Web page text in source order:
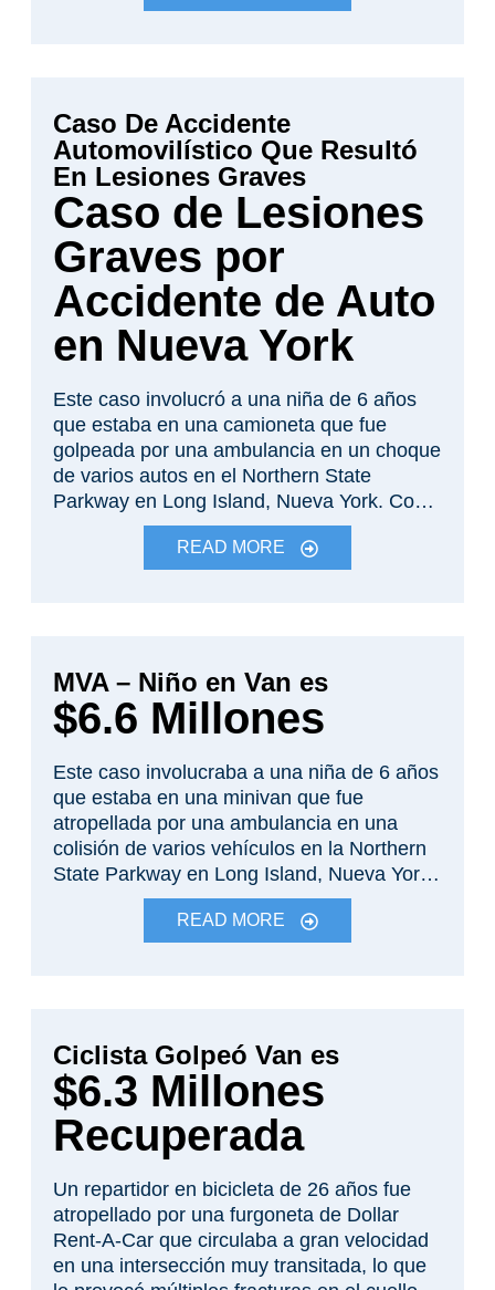
resultante e hinchazón del cerebro. Además
cerebro que es capaz de realizar múltiples
tareas y organizar las cosas. La lesión más
debilitante es el vértigo permanente que le
impide acostarse sin marearse y tener
náuseas. El veredicto de $6.3 millones fue
apelado dos veces por la Ciudad. Sus
apelaciones fueron negadas, y debido a la
demora, cobramos $ 1.5 millones
adicionales en intereses.
Caso De Accidente
Automovilístico Que Resultó
En Lesiones Graves
Caso de Lesiones
Graves por
Accidente de Auto
en Nueva York
Este caso involucró a una niña de 6 años
que estaba en una camioneta que fue
golpeada por una ambulancia en un choque
de varios autos en el Northern State
Parkway en Long Island, Nueva York. Como
resultado del accidente, Michelle sufrió una
fractura de cadera y una fractura de hueso
del talón que requirió múltiples cirugías. La
veredicto de varios millones de dólares.
READ MORE
MVA – Niño en Van es
$6.6 Millones
Este caso involucraba a una niña de 6 años
que estaba en una minivan que fue
atropellada por una ambulancia en una
colisión de varios vehículos en la Northern
State Parkway en Long Island, Nueva York.
Como resultado del accidente, Michelle
sufrió una fractura de cadera y una fractura
del hueso del talón que requirieron
otorgó un veredicto de varios millones de
dólares.
READ MORE
Ciclista Golpeó Van es
$6.3 Millones
Recuperada
Un repartidor en bicicleta de 26 años fue
atropellado por una furgoneta de Dollar
Rent-A-Car que circulaba a gran velocidad
en una intersección muy transitada, lo que